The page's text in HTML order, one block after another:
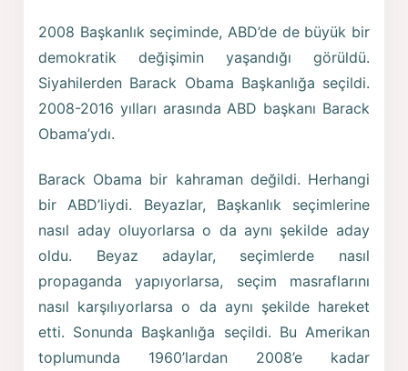
2008 Başkanlık seçiminde, ABD’de de büyük bir
demokratik değişimin yaşandığı görüldü.
Siyahilerden Barack Obama Başkanlığa seçildi.
2008-2016 yılları arasında ABD başkanı Barack
Obama’ydı.
Barack Obama bir kahraman değildi. Herhangi
bir ABD’liydi. Beyazlar, Başkanlık seçimlerine
nasıl aday oluyorlarsa o da aynı şekilde aday
oldu. Beyaz adaylar, seçimlerde nasıl
propaganda yapıyorlarsa, seçim masraflarını
nasıl karşılıyorlarsa o da aynı şekilde hareket
etti. Sonunda Başkanlığa seçildi. Bu Amerikan
toplumunda 1960’lardan 2008’e kadar